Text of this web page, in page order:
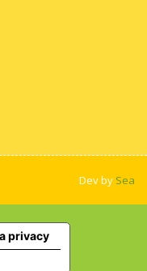
Dev by Sea
privacy